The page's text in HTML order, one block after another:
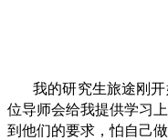
我的研究生旅途刚
位导师会给我提供学习
到他们的要求，怕自己